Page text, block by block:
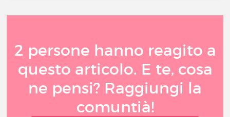
2 persone hanno reagito a
questo articolo. E te, cosa
ne pensi? Raggiungi la
comuntià!